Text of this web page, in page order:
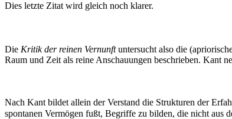
Dies letzte Zitat wird gleich noch klarer.
Die Kritik der reinen Vernunftuntersucht also die
Raum und Zeit als reine Anschauungen beschrieben. Kant
Nach Kant bildet allein der Verstand die Strukturen der
spontanen Vermögen fußt, Begriffe zu bilden, die nicht aus